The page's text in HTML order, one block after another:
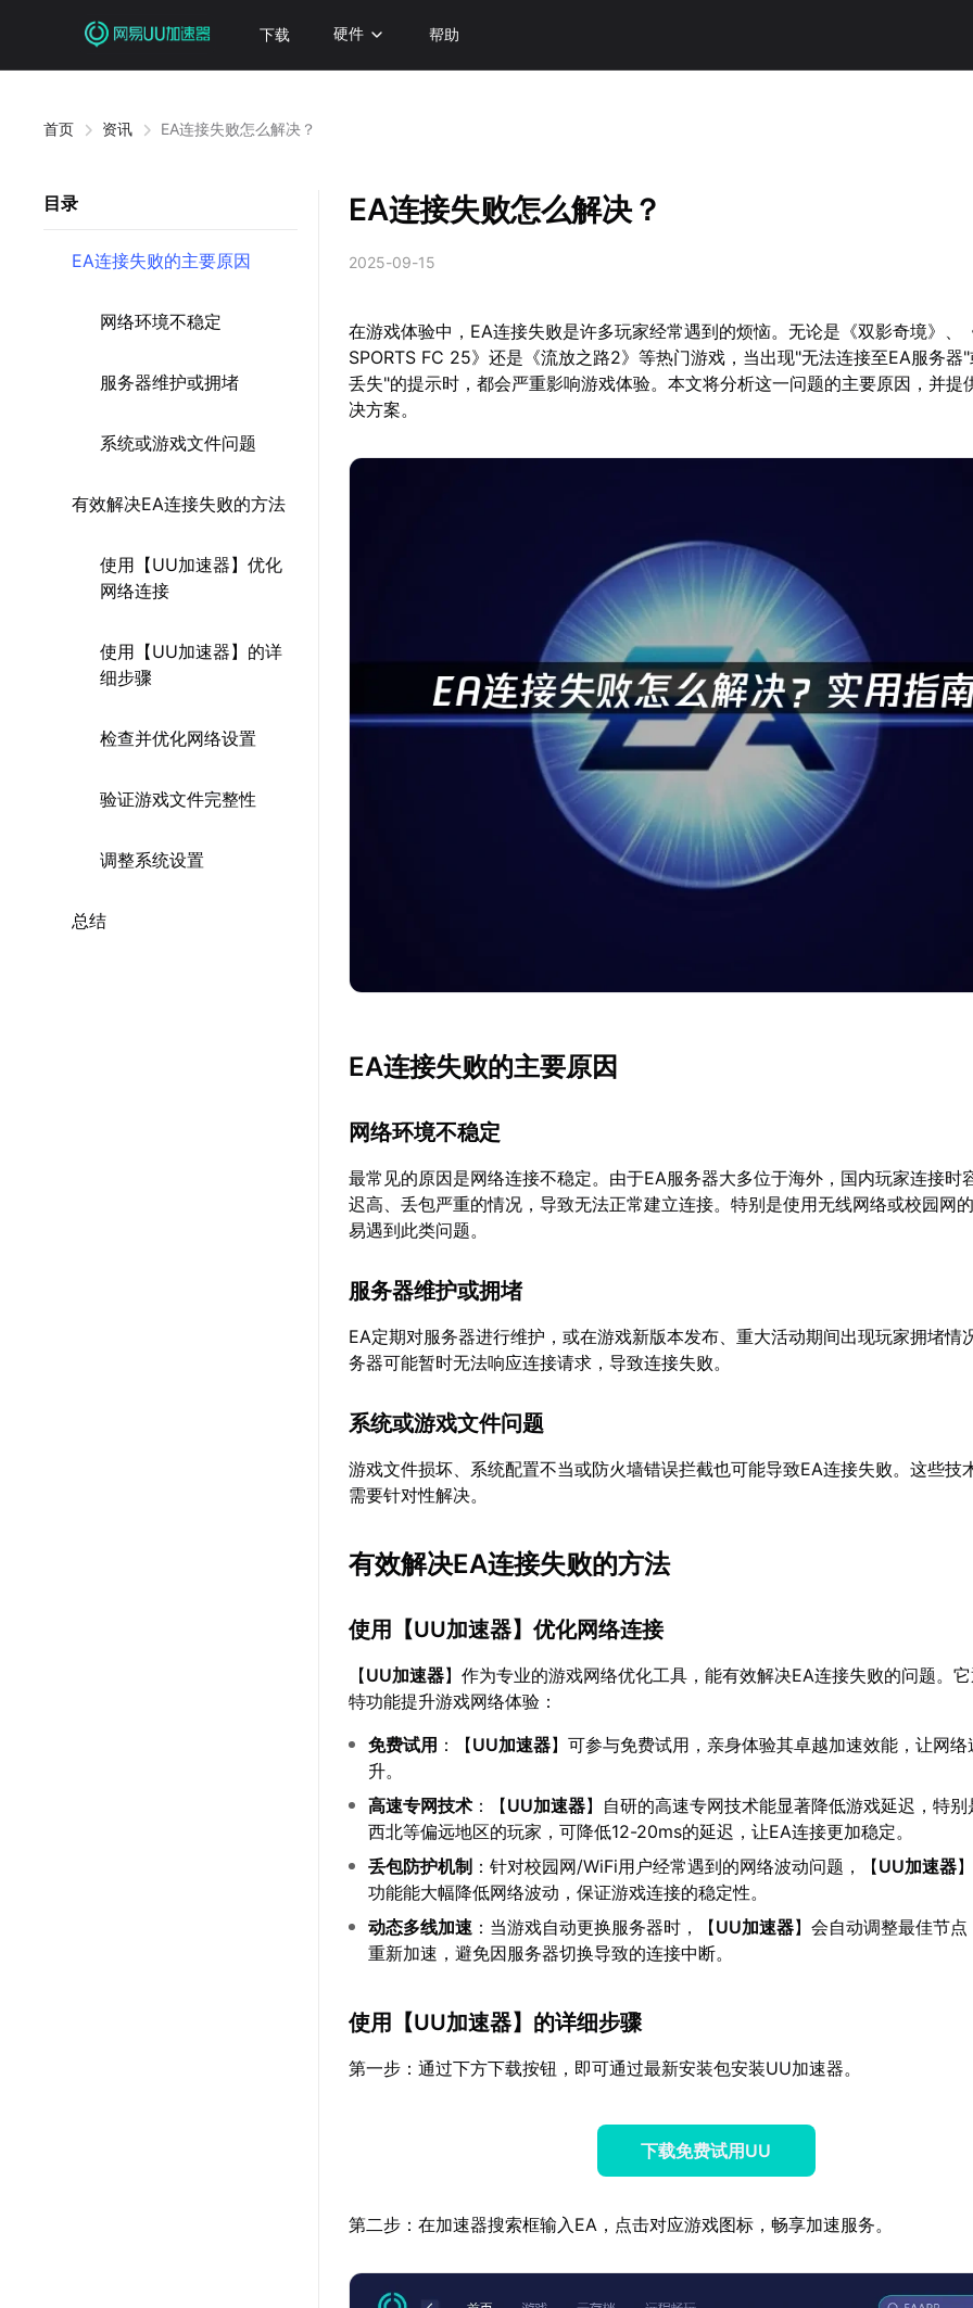
下载 硬件 帮助
首页 资讯 EA连接失败怎么解决？
目录
EA连接失败的主要原因
网络环境不稳定
服务器维护或拥堵
系统或游戏文件问题
有效解决EA连接失败的方法
使用【UU加速器】优化
网络连接
使用【UU加速器】的详
细步骤
检查并优化网络设置
验证游戏文件完整性
调整系统设置
总结
EA连接失败怎么解决？
2025-09-15
在游戏体验中，EA连接失败是许多玩家经常遇到的烦恼。无论是《双影奇境》、
SPORTS FC 25》还是《流放之路2》等热门游戏，当出现"无法连接至EA服务器
丢失"的提示时，都会严重影响游戏体验。本文将分析这一问题的主要原因，并提
决方案。
EA连接失败的主要原因
网络环境不稳定
最常见的原因是网络连接不稳定。由于EA服务器大多位于海外，国内玩家连接时
迟高、丢包严重的情况，导致无法正常建立连接。特别是使用无线网络或校园网
易遇到此类问题。
服务器维护或拥堵
EA定期对服务器进行维护，或在游戏新版本发布、重大活动期间出现玩家拥堵情
务器可能暂时无法响应连接请求，导致连接失败。
系统或游戏文件问题
游戏文件损坏、系统配置不当或防火墙错误拦截也可能导致EA连接失败。这些技
需要针对性解决。
有效解决EA连接失败的方法
使用【UU加速器】优化网络连接
【UU加速器】作为专业的游戏网络优化工具，能有效解决EA连接失败的问题。
特功能提升游戏网络体验：
免费试用 ：【UU加速器】可参与免费试用，亲身体验其卓越加速效能，让网
升。
高速专网技术 ：【UU加速器】自研的高速专网技术能显著降低游戏延迟，特
西北等偏远地区的玩家，可降低12-20ms的延迟，让EA连接更加稳定。
丢包防护机制 ：针对校园网/WiFi用户经常遇到的网络波动问题，【UU加速器
功能能大幅降低网络波动，保证游戏连接的稳定性。
动态多线加速 ：当游戏自动更换服务器时，【UU加速器】会自动调整最佳节
重新加速，避免因服务器切换导致的连接中断。
使用【UU加速器】的详细步骤
第一步：通过下方下载按钮，即可通过最新安装包安装UU加速器。
下载免费试用UU
第二步：在加速器搜索框输入EA，点击对应游戏图标，畅享加速服务。